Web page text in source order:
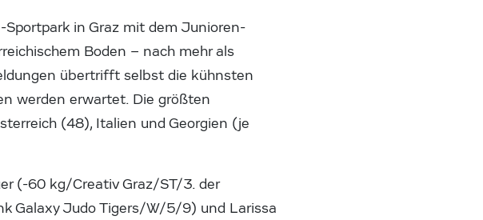
in Graz mit dem Junioren-
Boden – nach mehr als
übertrifft selbst die kühnsten
werden erwartet. Die größten
(48), Italien und Georgien (je
(-60 kg/Creativ Graz/ST/3. der
Galaxy Judo Tigers/W/5/9) und Larissa